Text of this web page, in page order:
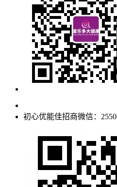
初心优能佳招商微信：